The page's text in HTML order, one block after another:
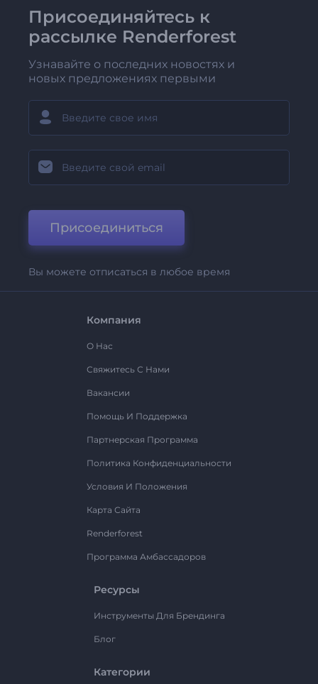
Присоединяйтесь к
рассылке Renderforest
Узнавайте о последних новостях и
новых предложениях первыми
Присоединиться
Вы можете отписаться в любое время
Компания
О Нас
Свяжитесь С Нами
Вакансии
Помощь И Поддержка
Партнерская Программа
Политика Конфиденциальности
Условия И Положения
Карта Сайта
Renderforest
Программа Амбассадоров
Ресурсы
Инструменты Для Брендинга
Блог
Категории